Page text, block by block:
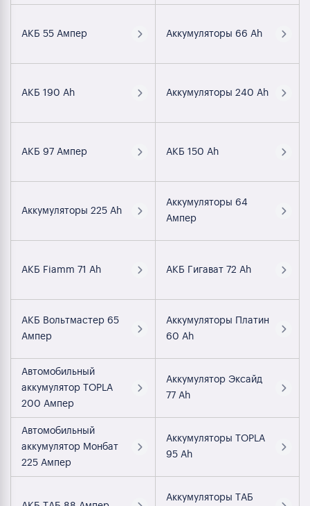
АКБ 55 Ампер Аккумуляторы 66 Ah
АКБ 190 Ah Аккумуляторы 240 Ah
АКБ 97 Ампер АКБ 150 Ah
Аккумуляторы 225 Ah
Аккумуляторы 64
Ампер
АКБ Fiamm 71 Ah АКБ Гигават 72 Ah
АКБ Вольтмастер 65
Ампер
Аккумуляторы Платин
60 Ah
Автомобильный
аккумулятор TOPLA
200 Ампер
Аккумулятор Эксайд
77 Ah
Автомобильный
аккумулятор Монбат
225 Ампер
Аккумуляторы TOPLA
95 Ah
Аккумуляторы ТАБ